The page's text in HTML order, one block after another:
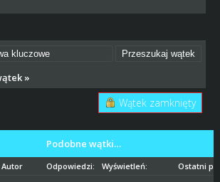
»
Wątek zamknięty
Podobne wątki…
Autor Odpowiedzi: Wyświetleń: Ostatni